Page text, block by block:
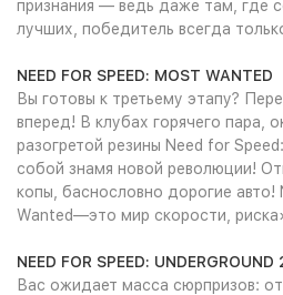
признания — ведь даже там, где
лучших, победитель всегда
NEED FOR SPEED: MOST WANTED
Вы готовы к третьему этапу?
вперед! В клубах горячего пара,
разогретой резины Need for
собой знамя новой революции!
копы, баснословно дорогие авто!
Wanted—это мир скорости,
NEED FOR SPEED: UNDERGROUND
Вас ожидает масса сюрпризов: